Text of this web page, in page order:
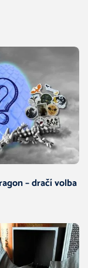
– dračí volba